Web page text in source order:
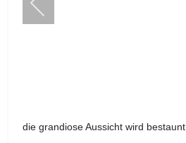
die grandiose Aussicht wird bestaunt